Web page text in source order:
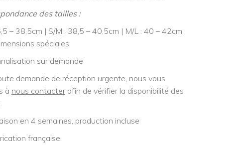
des tailles :
– 38,5cm | S/M : 38,5 – 40,5cm | M/L : 40 – 42cm
spéciales
sur demande
demande de réception urgente, nous vous
à nous contacter afin de vérifier la disponibilité des
en 4 semaines, production incluse
française